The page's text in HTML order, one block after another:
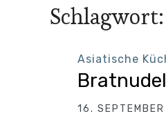
Schlagwort:
Asiatische
16.